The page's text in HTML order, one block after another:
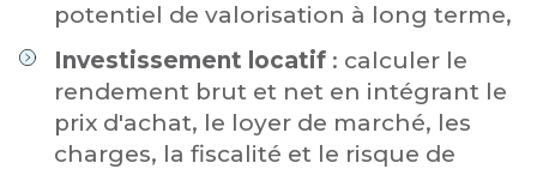
potentiel de valorisation à long terme,
Investissement locatif : calculer le
rendement brut et net en intégrant le
prix d'achat, le loyer de marché, les
charges, la fiscalité et le risque de